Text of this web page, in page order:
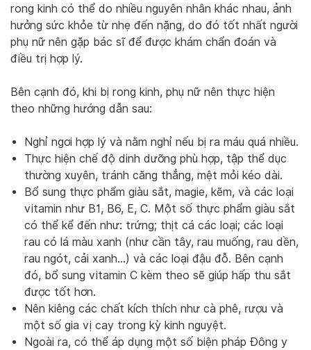
rong kinh có thể do nhiều nguyên nhân khác nhau, ảnh
hưởng sức khỏe từ nhẹ đến nặng, do đó tốt nhất người
phụ nữ nên gặp bác sĩ để được khám chẩn đoán và
điều trị hợp lý.
Bên cạnh đó, khi bị rong kinh, phụ nữ nên thực hiện
theo những hướng dẫn sau:
Nghỉ ngơi hợp lý và nằm nghỉ nếu bị ra máu quá nhiều.
Thực hiện chế độ dinh dưỡng phù hợp, tập thể dục
thường xuyên, tránh căng thẳng, mệt mỏi kéo dài.
Bổ sung thực phẩm giàu sắt, magie, kẽm, và các loại
vitamin như B1, B6, E, C. Một số thực phẩm giàu sắt
có thể kể đến như: trứng; thịt cá các loại; các loại
rau có lá màu xanh (như cần tây, rau muống, rau dền,
rau ngót, cải xanh…) và các loại đậu đỗ. Bên cạnh
đó, bổ sung vitamin C kèm theo sẽ giúp hấp thu sắt
được tốt hơn.
Nên kiêng các chất kích thích như cà phê, rượu và
một số gia vị cay trong kỳ kinh nguyệt.
Ngoài ra, có thể áp dụng một số biện pháp Đông y